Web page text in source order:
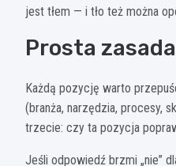
jest tłem — i tło też można
Prosta
Każdą pozycję warto
(branża, narzędzia, procesy,
trzecie: czy ta pozycja
Jeśli odpowiedź brzmi „nie”